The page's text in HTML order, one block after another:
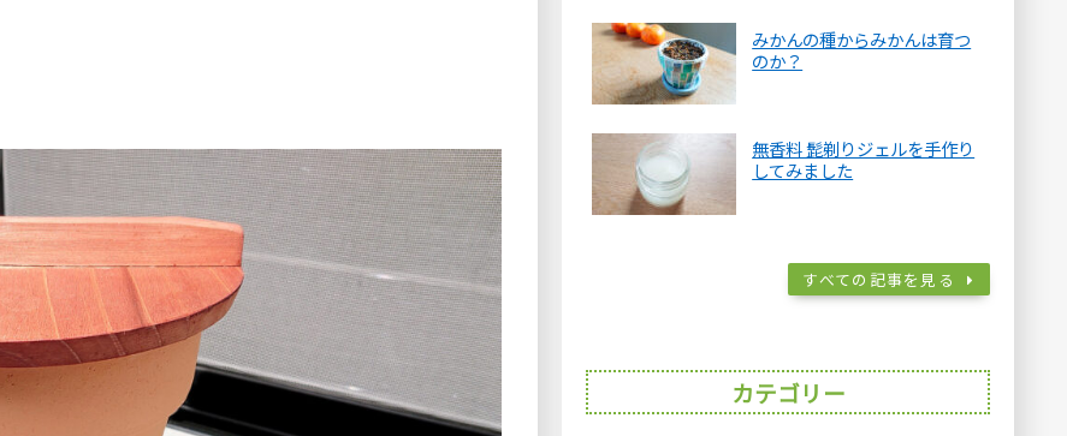
みかんの種からみかんは育つ
のか？
無香料 髭剃りジェルを手作り
してみました
すべての記事を見る
カテゴリー